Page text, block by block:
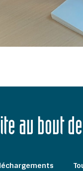
au bout